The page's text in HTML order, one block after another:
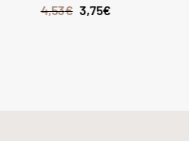
9,27€ 7,45